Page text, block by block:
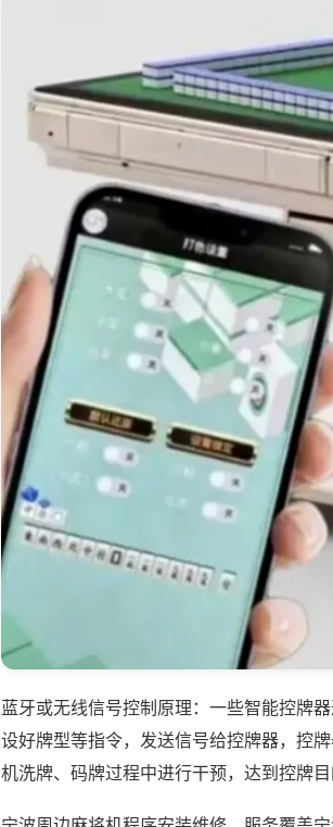
蓝牙或无线信号控制原理：一些智能控牌
设好牌型等指令，发送信号给控牌器，控
机洗牌、码牌过程中进行干预，达到控牌目